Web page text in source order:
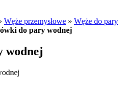
Węże przemysłowe » Węże do pary
do pary wodnej
wodnej